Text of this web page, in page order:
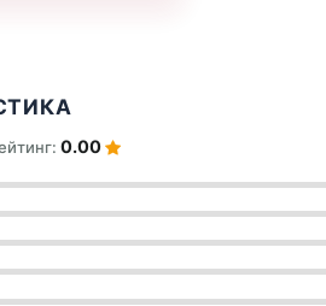
0.00